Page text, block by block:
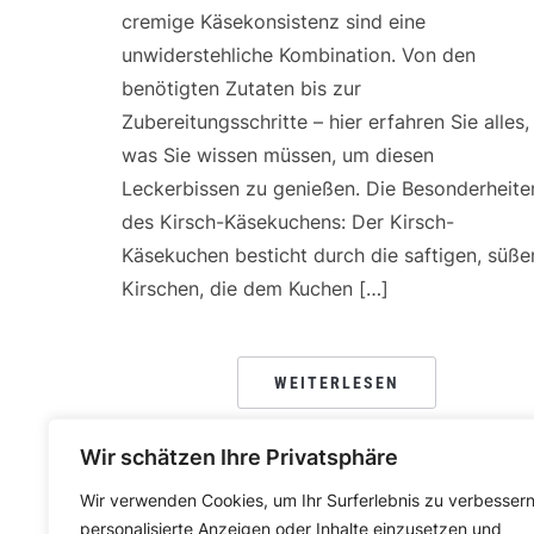
Wir schätzen Ihre Privatsphäre
Wir verwenden Cookies, um Ihr Surferlebnis zu
personalisierte Anzeigen oder Inhalte einzusetzen und
cremige Käsekonsistenz sind eine
unwiderstehliche Kombination. Von den
benötigten Zutaten bis zur
Zubereitungsschritte – hier erfahren Sie alles,
was Sie wissen müssen, um diesen
Leckerbissen zu genießen. Die
des Kirsch-Käsekuchens: Der Kirsch-
Käsekuchen besticht durch die saftigen,
Kirschen, die dem Kuchen […]
WEITERLESEN